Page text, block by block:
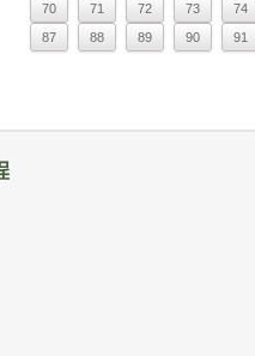
70
71 72 73
74
87
88 89 90 91